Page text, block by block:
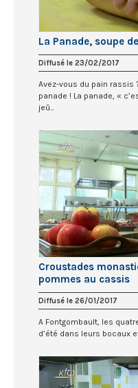
La Panade, soupe
Diffusé le 23/02/2017
Avez-vous du pain rassis
panade ! La panade, «
jeû...
Croustades
pommes au cassis
Diffusé le 26/01/2017
A Fontgombault, les
d’été dans leurs bocaux